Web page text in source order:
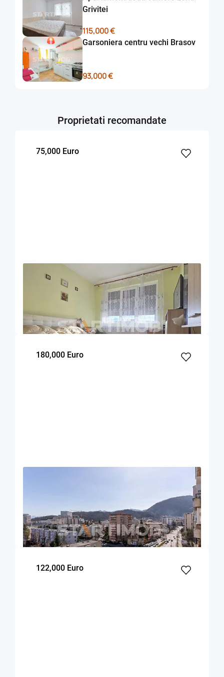
Grivitei
115,000 €
Garsoniera centru vechi Brasov
93,000 €
Proprietati recomandate
75,000 Euro
OFERTA NOUA EXCLUSIVITATE COMISION 2%
Apartament doua camere Triaj
dormitor
3
Etaj
180,000 Euro
90
m²
2
dormitoare
7
Etaj
122,000 Euro